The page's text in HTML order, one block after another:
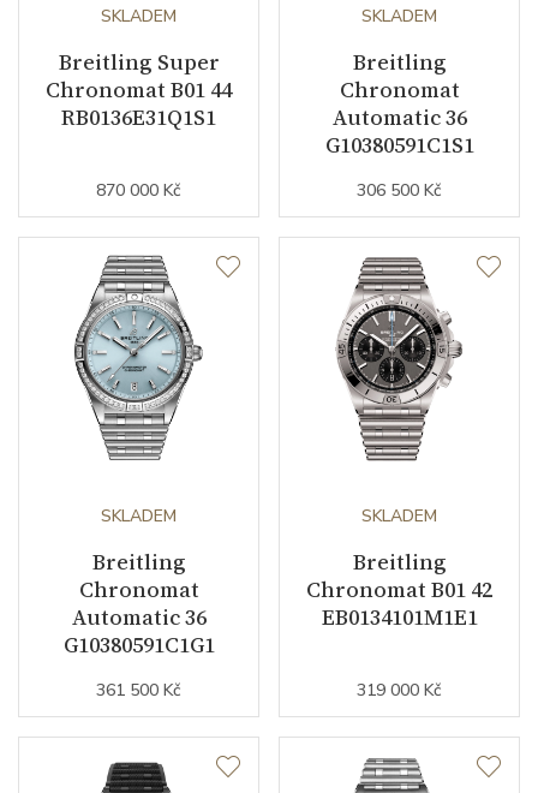
Kameny strojku
28800
Datumovka
Sekundová ručka
Chronograf
Barva číselníku
Indexy číselníku indexy
Řemínek / Spona
Materiál řemínku nerezová ocel
SKLADEM
Breitling Super
Chronomat B01 44
RB0136E31Q1S1
870 000 Kč
SKLADEM
Breitling
Chronomat
Automatic 36
G10380591C1S1
306 500 Kč
SKLADEM
Breitling
Chronomat
Automatic 36
G10380591C1G1
361 500 Kč
SKLADEM
Breitling
Chronomat B01 42
EB0134101M1E1
319 000 Kč